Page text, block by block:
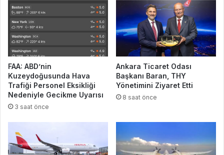
FAA: ABD’nin
Kuzeydoğusunda Hava
Trafiği Personel Eksikliği
Nedeniyle Gecikme Uyarısı
3 saat önce
Ankara Ticaret Odası
Başkanı Baran, THY
Yönetimini Ziyaret Etti
8 saat önce